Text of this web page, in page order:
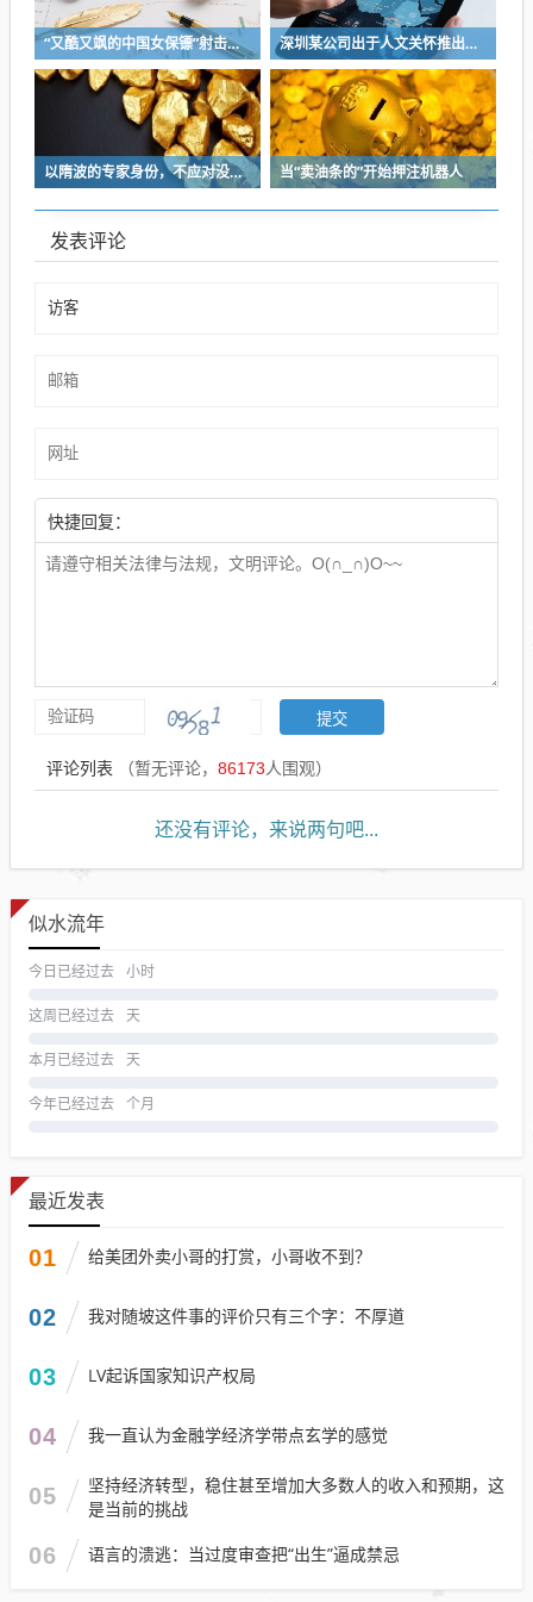
“又酷又飒的中国女保镖”射击夺冠 深圳某公司出于人文关怀推出内部托管，结果无孩单身员工举报了，核心理由有两个
以隋波的专家身份，不应对没统一标准的口味指手画脚，依仗专家身份欺负一线厨师 当“卖油条的”开始押注机器人
发表评论
快捷回复：
评论列表 （暂无评论， 86173人围观）
还没有评论，来说两句吧...
似水流年
今日已经过去 小时
这周已经过去 天
本月已经过去 天
今年已经过去 个月
最近发表
01 给美团外卖小哥的打赏，小哥收不到？
02 我对随坡这件事的评价只有三个字：不厚道
03 LV起诉国家知识产权局
04 我一直认为金融学经济学带点玄学的感觉
05
坚持经济转型，稳住甚至增加大多数人的收入和预期，这
是当前的挑战
06 语言的溃逃：当过度审查把“出生”逼成禁忌